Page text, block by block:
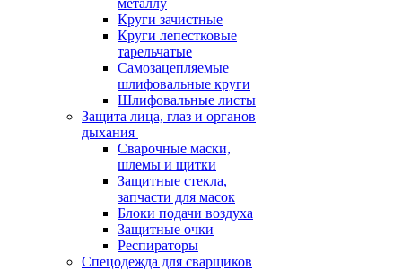
металлу
Круги зачистные
Круги лепестковые
тарельчатые
Самозацепляемые
шлифовальные круги
Шлифовальные листы
Защита лица, глаз и органов
дыхания
Сварочные маски,
шлемы и щитки
Защитные стекла,
запчасти для масок
Блоки подачи воздуха
Защитные очки
Респираторы
Спецодежда для сварщиков